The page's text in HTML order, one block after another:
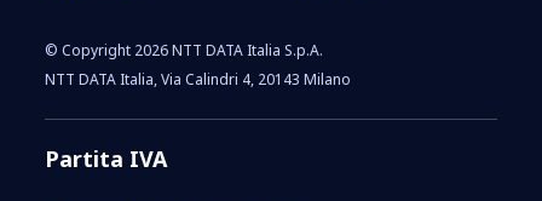
© Copyright 2026 NTT DATA Italia S.p.A.
NTT DATA Italia, Via Calindri 4, 20143 Milano
Partita IVA